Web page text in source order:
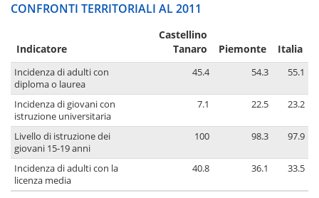
CONFRONTI TERRITORIALI AL 2011
Indicatore
Castellino
Tanaro
Piemonte Italia
Incidenza di adulti con
diploma o laurea
45.4 54.3 55.1
Incidenza di giovani con
istruzione universitaria
7.1 22.5 23.2
Livello di istruzione dei
giovani 15-19 anni
100 98.3 97.9
Incidenza di adulti con la
licenza media
40.8 36.1 33.5